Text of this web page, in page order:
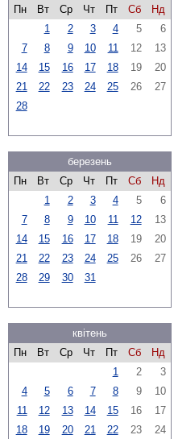
Пн
Вт Ср Чт Пт Сб
Нд
1
2 3 4 5
6
7
8 9 10 11 12
13
14
15 16 17 18 19
20
21
22 23 24 25 26
27
28
березень
Пн
Вт Ср Чт Пт Сб
Нд
1
2 3 4 5
6
7
8 9 10 11 12
13
14
15 16 17 18 19
20
21
22 23 24 25 26
27
28
29 30 31
квітень
Пн
Вт Ср Чт Пт Сб
Нд
1
2
3
4
5 6 7 8 9
10
11
12 13 14 15 16
17
18
19 20 21 22 23 24